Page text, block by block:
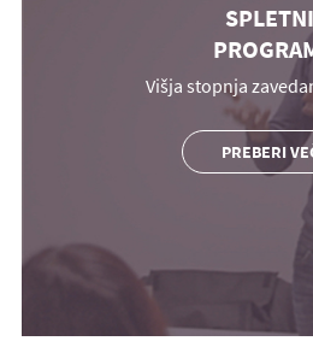
SPLETNI
Višja stopnja
PREBERI